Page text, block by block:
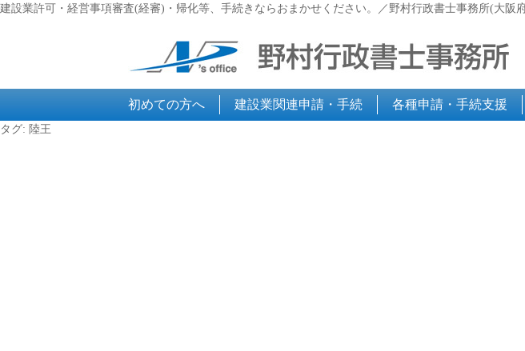
建設業許可・経営事項審査(経審)・帰化等、手続きならおまかせください。／野村行政書士事務所(大阪
初めての方へ 建設業関連申請・手続 各種申請・手続支援
タグ: 陸王